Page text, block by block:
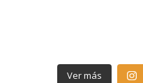
Ver más